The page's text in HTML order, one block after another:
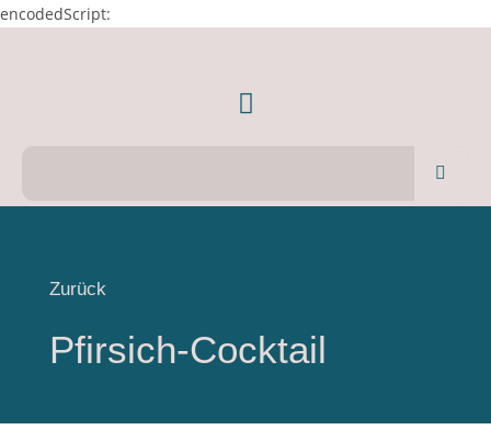
encodedScript:
Zurück
Pfirsich-Cocktail